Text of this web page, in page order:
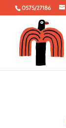
0575/27186